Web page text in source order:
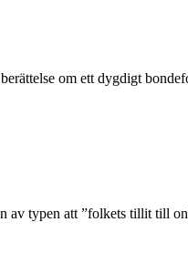
om ett dygdigt
av typen att ”folkets tillit till